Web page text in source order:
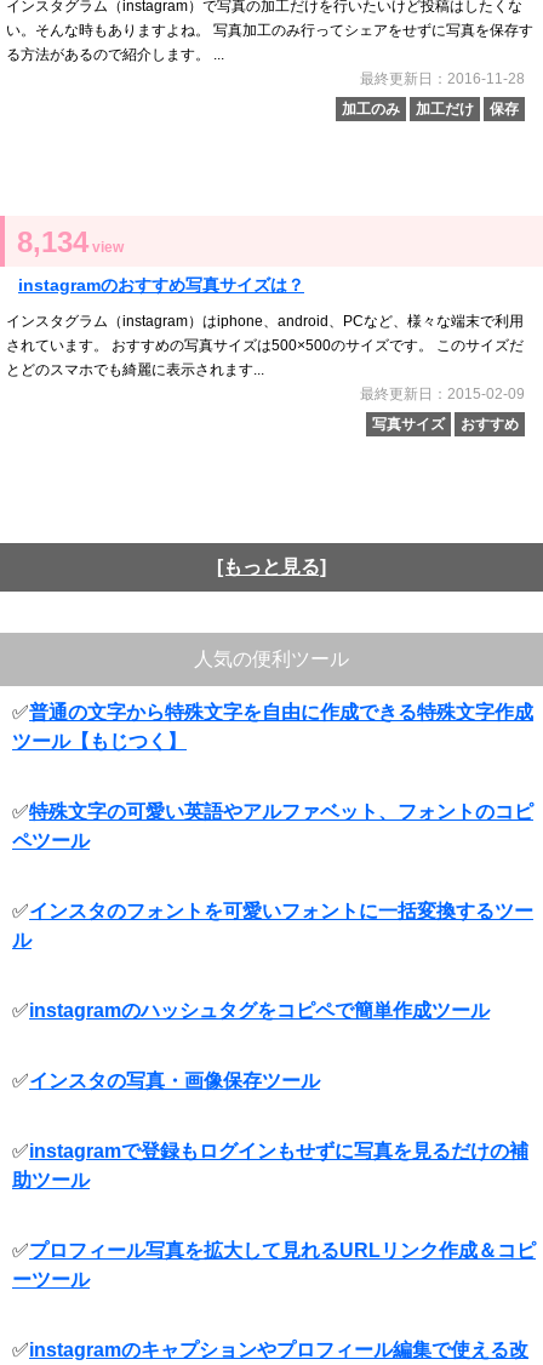
インスタグラム（instagram）で写真の加工だけを行いたいけど投稿はしたくな
い。そんな時もありますよね。 写真加工のみ行ってシェアをせずに写真を保存す
る方法があるので紹介します。 ...
最終更新日：2016-11-28
加工のみ
加工だけ 保存
8,134 view
instagramのおすすめ写真サイズは？
インスタグラム（instagram）はiphone、android、PCなど、様々な端末で利用
されています。 おすすめの写真サイズは500×500のサイズです。 このサイズだ
とどのスマホでも綺麗に表示されます...
最終更新日：2015-02-09
写真サイズ
おすすめ
[もっと見る]
人気の便利ツール
✅普通の文字から特殊文字を自由に作成できる特殊文字作成
ツール【もじつく】
✅特殊文字の可愛い英語やアルファベット、フォントのコピ
ペツール
✅インスタのフォントを可愛いフォントに一括変換するツー
ル
✅instagramのハッシュタグをコピペで簡単作成ツール
✅インスタの写真・画像保存ツール
✅instagramで登録もログインもせずに写真を見るだけの補
助ツール
✅プロフィール写真を拡大して見れるURLリンク作成＆コピ
ーツール
✅instagramのキャプションやプロフィール編集で使える改